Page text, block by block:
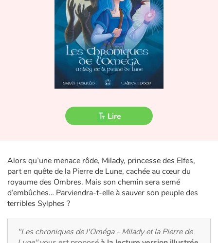
Contes d'ici et d'ailleurs
Fable, mythe, littérature et poésie
Princesses et princes, rois, reines et dragons
Ogres, monstres et sorcières
Écologie, nature, saisons
Voyage, épopée, enquête, aventure
Autour du monde
Apprentissage
Lire
Alors qu’une menace rôde, Milady, princesse des Elfes,
part en quête de la Pierre de Lune, cachée au cœur du
royaume des Ombres. Mais son chemin sera semé
d’embûches… Parviendra-t-elle à sauver son peuple des
terribles Sylphes ?
"Les chroniques de l'Oméga - Milady et la Pierre de